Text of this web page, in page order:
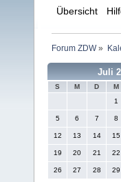
Übersicht
Forum ZDW»
Juli
S M D M
1
5 6 7 8
12 13 14 15
19 20 21 22
26 27 28 29